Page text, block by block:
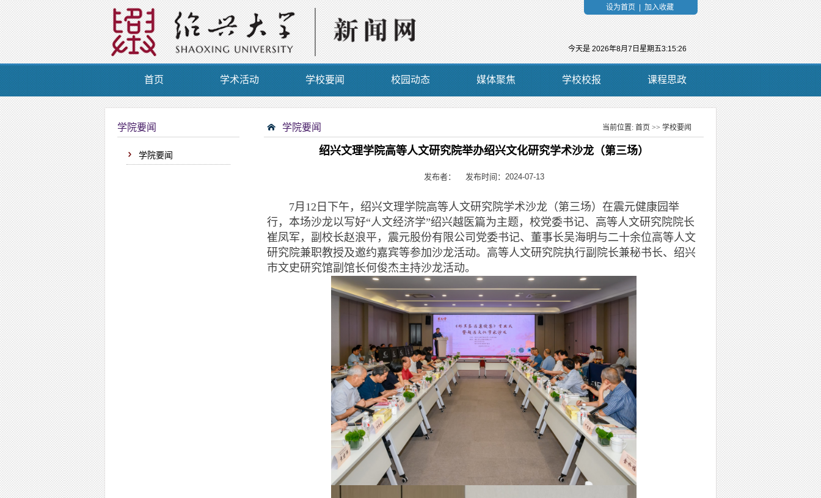
设为首页 加入收藏
今天是2026年8月7日星期五3:15:27
首页 学术活动 学校要闻 校园动态 媒体聚焦 学校校报 课程思政
学院要闻
学院要闻
学院要闻 当前位置: 首页 >> 学校要闻
当前位置：
绍兴文理学院高等人文研究院举办绍兴文化研究学术沙龙（第三场）
发布者： 发布时间：2024-07-13
7月12日下午，绍兴文理学院高等人文研究院学术沙龙（第三场）在震元健康园举
行，本场沙龙以写好“人文经济学”绍兴越医篇为主题，校党委书记、高等人文研究院院长
崔凤军，副校长赵浪平，震元股份有限公司党委书记、董事长吴海明与二十余位高等人文
研究院兼职教授及邀约嘉宾等参加沙龙活动。 高等人文研究院执行副院长兼秘书长、绍兴
市文史研究馆副馆长何俊杰主持沙龙活动。